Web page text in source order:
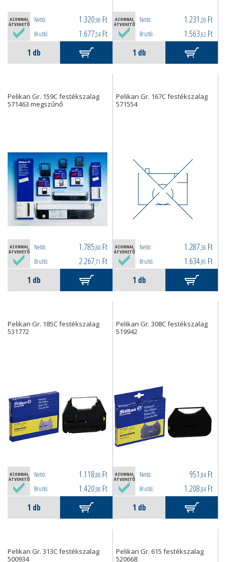
AZONNAL
ÁTVEHETŐ
Nettó: 1.320,90 Ft
Bruttó: 1.677,54 Ft
AZONNAL
ÁTVEHETŐ
Nettó: 1.231 ,20 Ft
Bruttó: 1.563,62 Ft
Pelikan Gr. 159C festékszalag
571463 megszűnő
AZONNAL
ÁTVEHETŐ
Nettó: 1.785,60 Ft
Bruttó: 2.267,71 Ft
Pelikan Gr. 167C festékszalag
571554
AZONNAL
ÁTVEHETŐ
Nettó: 1.287,36 Ft
Bruttó: 1.634,95 Ft
Pelikan Gr. 185C festékszalag
531772
AZONNAL
ÁTVEHETŐ
Nettó: 1.118,88 Ft
Bruttó: 1.420,98 Ft
Pelikan Gr. 308C festékszalag
519942
AZONNAL
ÁTVEHETŐ
Nettó: 951 ,84 Ft
Bruttó: 1.208,84 Ft
Pelikan Gr. 313C festékszalag
500934
Pelikan Gr. 615 festékszalag
520668